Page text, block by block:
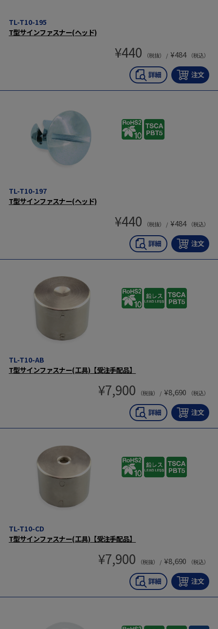
TL-T10-195
T型サインファスナー(ヘッド)
¥440 （税抜） / ¥484 （税込）
TL-T10-197
T型サインファスナー(ヘッド)
¥440 （税抜） / ¥484 （税込）
TL-T10-AB
T型サインファスナー(工具)【受注手配品】
¥7,900 （税抜） / ¥8,690 （税込）
TL-T10-CD
T型サインファスナー(工具)【受注手配品】
¥7,900 （税抜） / ¥8,690 （税込）